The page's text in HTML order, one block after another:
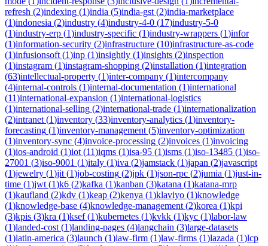
refresh (2)indexing (1)india (5)india-gst (2)india-marketplace
(1)indonesia (2)industry (4)industry-4-0 (17)industry-5-0
(1)industry-erp (1)industry-specific (1)industry-wrappers (1)infor
(1)information-security (2)infrastructure (10)infrastructure-as-code
(1)infusionsoft (1)inp (1)insightly (1)insights (2)inspection
(1)instagram (1)instagram-shopping (2)installation (1)integration
(63)intellectual-property (1)inter-company (1)intercompany
(4)internal-controls (1)internal-documentation (1)international
(11)international-expansion (1)international-logistics
(1)international-selling (2)international-trade (1)internationalization
(2)intranet (1)inventory (33)inventory-analytics (1)inventory-
forecasting (1)inventory-management (5)inventory-optimization
(1)inventory-sync (4)invoice-processing (2)invoices (1)invoicing
(1)ios-android (1)iot (11)iqms (1)isa-95 (1)isms (1)iso-13485 (1)iso-
27001 (3)iso-9001 (1)italy (1)iva (2)jamstack (1)japan (2)javascript
(1)jewelry (1)jit (1)job-costing (2)jpk (1)json-rpc (2)jumia (1)just-in-
time (1)jwt (1)k6 (2)kafka (1)kanban (3)katana (1)katana-mrp
(1)kaufland (2)kdv (1)keap (2)kenya (1)klaviyo (1)knowledge
(1)knowledge-base (4)knowledge-management (2)korea (1)kpi
(3)kpis (3)kra (1)ksef(1)kubernetes (1)kvkk (1)kyc (1)labor-law
(1)landed-cost (1)landing-pages (4)langchain (3)large-datasets
(1)latin-america (3)launch (1)law-firm (1)law-firms (1)lazada (1)lcp